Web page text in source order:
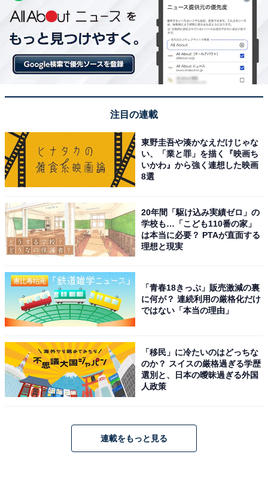
情報番組『シューイチ』や『ズームイン!!サタデー』の司
会を担当しています。おもにニュース番組やスポーツコ
ーナーを担当し、特技は水泳やバスケ、キャンプを趣味
に挙げるなど、仕事でもプライベートでも、非常にアク
ティブに過ごしているようです。
自由回答を見ると、「熱血っぽいところがいい」（30代
した」（30代女性／京都府）、「日本テレビ一の濃いキ
ャラクターだからです。いつ見ても笑ってしまう汗の量
や全身から溢れ出るおかしみが好きです」（60代女性／
※コメントは全て原文ママです
この記事の筆者：斉藤 雄二 プロフィール
新潟出身、静岡在住の元プロドラマー。ライター執筆歴
は約8年。趣味は読書とフィットネスとfiat500でドライ
ブに出かけること。最近はeSportsの試合観戦が楽しみで
す。メインMCを担当するPodcast番組「だいたい二畳半
｜ホントは面白い住まいの話」をSpotifyやApplePodcast
で配信中！
5位までの全ランキング結果を見
注目の連載
東野圭吾や湊かなえだけじゃな
い、「業と罪」を描く『映画ち
いかわ』から強く連想した映画
8選
20年間「駆け込み実績ゼロ」の
学校も…「こども110番の家」
は本当に必要？ PTAが直面する
理想と現実
「青春18きっぷ」販売激減の裏
に何が？ 連続利用の厳格化だけ
ではない「本当の理由」
「移民」に冷たいのはどっちな
のか？ スイスの厳格過ぎる学歴
選別と、日本の曖昧過ぎる外国
人政策
連載をもっと見る